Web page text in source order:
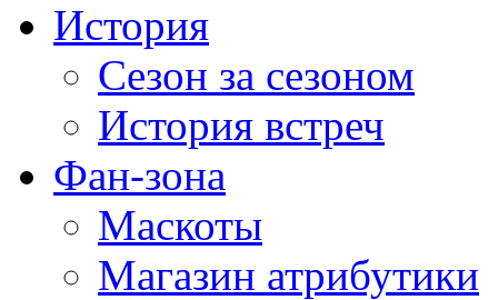
История
Сезон за сезоном
История встреч
Фан-зона
Маскоты
Магазин атрибутики